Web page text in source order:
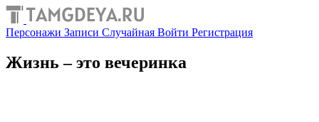
Персонажи Записи Случайная Войти Регистрация
Жизнь – это вечеринка